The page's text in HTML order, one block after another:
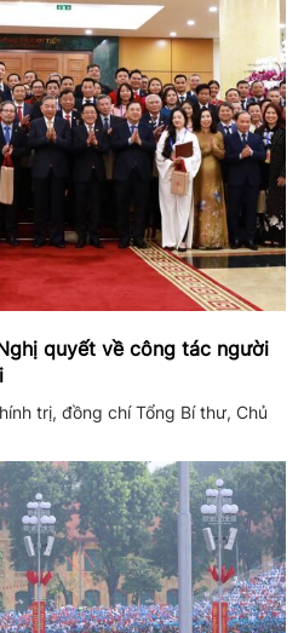
quyết về công tác người
trị, đồng chí Tổng Bí thư, Chủ